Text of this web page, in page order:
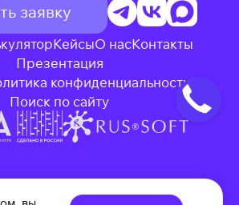
заявку
КейсыО насКонтакты
Презентация
Поиск по сайту
конфиденциальности
КПП: 772501001